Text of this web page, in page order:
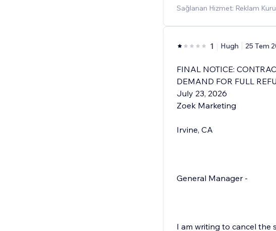
Sağlanan Hizmet: Reklam
1 Hugh 25 Tem
FINAL NOTICE:
DEMAND FOR FULL
July 23, 2026
Zoek Marketing
Irvine, CA
General Manager -
I am writing to cancel the